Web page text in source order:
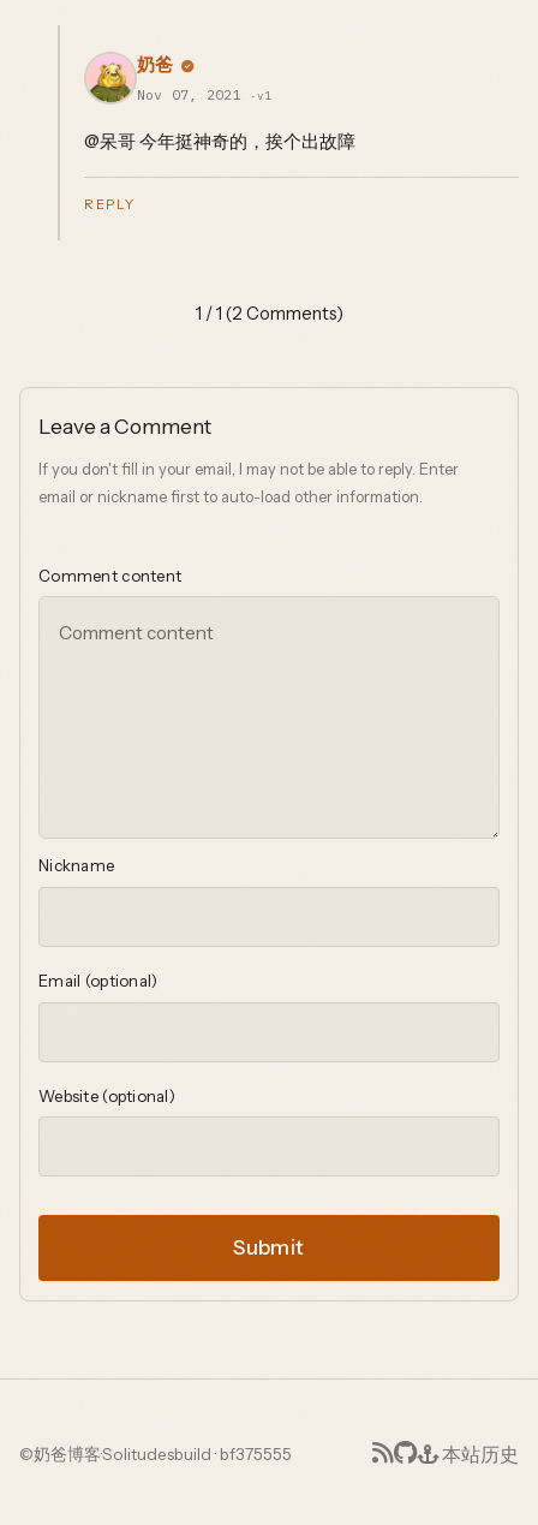
奶爸
Nov 07, 2021 ·v1
@呆哥 今年挺神奇的，挨个出故障
REPLY
1 / 1 (2 Comments)
Leave a Comment
If you don't fill in your email, I may not be able to reply. Enter
email or nickname first to auto-load other information.
Comment content
Nickname
Email (optional)
Website (optional)
Submit
©奶爸博客·Solitudesbuild · bf375555 本站历史